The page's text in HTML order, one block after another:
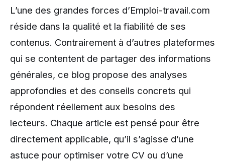
L’une des grandes forces d’Emploi-travail.com
réside dans la qualité et la fiabilité de ses
contenus. Contrairement à d’autres plateformes
qui se contentent de partager des informations
générales, ce blog propose des analyses
approfondies et des conseils concrets qui
répondent réellement aux besoins des
lecteurs. Chaque article est pensé pour être
directement applicable, qu’il s’agisse d’une
astuce pour optimiser votre CV ou d’une